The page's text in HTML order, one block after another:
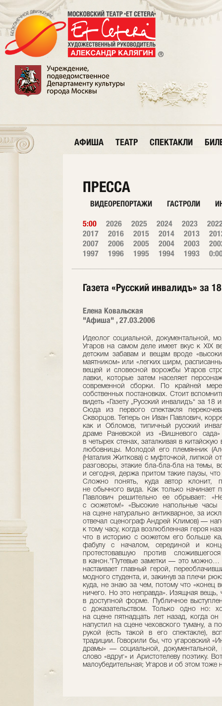
АФИША ТЕАТР СПЕКТАКЛИ
ПРЕССА
ВИДЕОРЕПОРТАЖИ ГАСТРОЛИ
5:00 2026 2025 2024 2023
2017
2016 2015 2014 2013
2007
2006 2005 2004 2003
1997
1996 1995 1994 1993
Газета «Русский инвалидъ» за
Елена Ковальская
"Афиша" , 27.03.2006
Идеолог социальной, документальной,
Угаров на самом деле имеет вкус к XIX
детским забавам и вещам вроде
маятником» или «легких ширм,
вещей и словесной ворожбы Угаров
лавки, которые затем населяет
современной сборки. По крайней
собственных постановках. Стоит
видеть «Газету „Русский инвалидъ“ за
Сюда из первого спектакля
Скворцов. Теперь он Иван Павлович,
как и Обломов, типичный русский
драме Раневской из «Вишневого
в четырех стенах, заталкивая в
любовницы. Молодой его племянник
(Наталия Житкова) с муфточкой, липкой
разговоры, этакие бла-бла-бла на темы,
и сегодня, держа притом такие паузы,
Сложно понять, куда автор клонит,
не обычного вида. Как только начинает
Павлович решительно ее обрывает:
с сюжетом!» «Высокие напольные
на сцене натурально антикварное, за
отвечал сценограф Андрей Климов) —
к тому часу, когда возлюбленная героя
что в историю с сюжетом его больше
фабулу с началом, серединой и
протестовавшую против
в канон."Путевые заметки — это
настаивает главный герой,
модного студента, и, закинув за плечи
куда, не знаю за чем, потому что «конец
ничего. Но это неправда». Изящная вещь,
в доступной форме. Публичное
с доказательством. Только одно но:
на сцене пятнадцать лет назад, когда
напустил на сцене чеховского туману, а
рукой (есть такой в его спектакле),
традиции. Говорили бы, что угаровский
драмы» — социальной, документальной,
слово «вдруг» и Аристотелеву поэтику.
малоубедительная; Угаров и об этом тоже